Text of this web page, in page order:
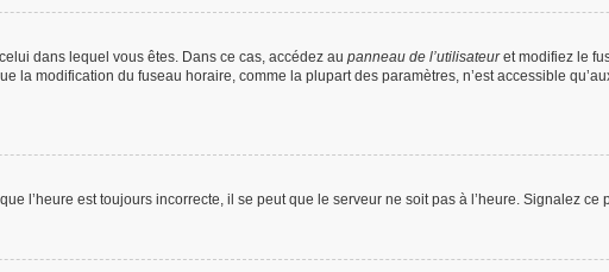
dans lequel vous êtes. Dans ce cas, accédez au panneau de l’utilisateuret modifiez le
la modification du fuseau horaire, comme la plupart des paramètres, n’est accessible
l’heure est toujours incorrecte, il se peut que le serveur ne soit pas à l’heure. Signalez ce